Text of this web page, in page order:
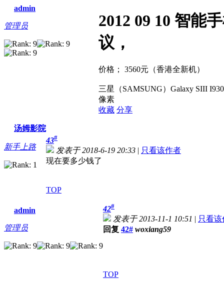
admin
管理员
2012 09 10 智能
议，
价格； 3560元（香港全新机）
三星（SAMSUNG）Galaxy SIII
像素
收藏 分享
汤姆影院
新手上路
43#
发表于 2018-6-19 20:33 | 只看该作者
现在要多少钱了
TOP
admin
管理员
42#
发表于 2013-11-1 10:51 | 只看该
回复 42# woxiang59
TOP